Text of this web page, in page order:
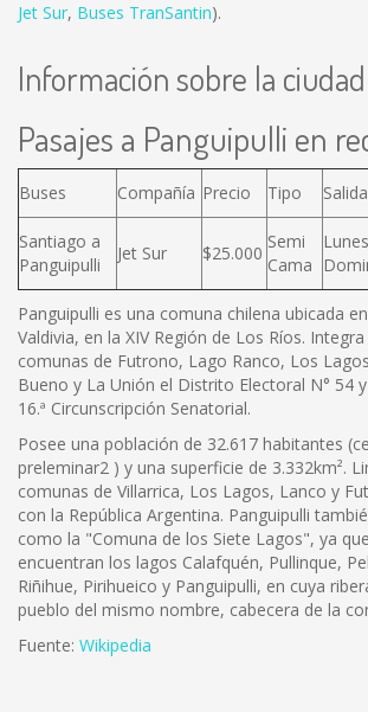
Jet Sur, Buses TranSantin).
Información sobre la
Pasajes a Panguipulli en
Buses Compañía Precio Tipo
Santiago a
Panguipulli
Jet Sur $25.000
Semi
Cama
Panguipulli es una comuna chilena ubicada
Valdivia, en la XIV Región de Los Ríos.
comunas de Futrono, Lago Ranco, Los
Bueno y La Unión el Distrito Electoral N° 54
16.ª Circunscripción Senatorial.
Posee una población de 32.617 habitantes
preleminar2 ) y una superficie de 3.332km².
comunas de Villarrica, Los Lagos, Lanco y
con la República Argentina. Panguipulli
como la "Comuna de los Siete Lagos", ya
encuentran los lagos Calafquén, Pullinque,
Riñihue, Pirihueico y Panguipulli, en cuya
pueblo del mismo nombre, cabecera de la
Fuente: Wikipedia